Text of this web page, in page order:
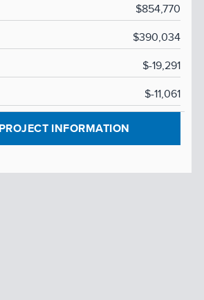
$854,770
$390,034
$-19,291
$-11,061
INFORMATION